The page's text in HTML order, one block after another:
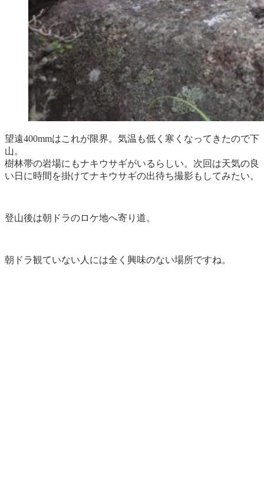
望遠400mmはこれが限界。気温も低く寒くなってきたので下
山。
樹林帯の岩場にもナキウサギがいるらしい。次回は天気の良
い日に時間を掛けてナキウサギの出待ち撮影もしてみたい。
登山後は朝ドラのロケ地へ寄り道。
朝ドラ観ていない人には全く興味のない場所ですね。